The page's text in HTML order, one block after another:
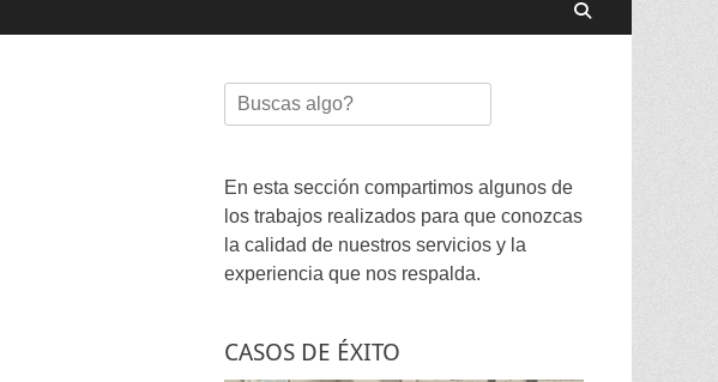
Buscar:
En esta sección compartimos algunos de
los trabajos realizados para que conozcas
la calidad de nuestros servicios y la
experiencia que nos respalda.
CASOS DE ÉXITO